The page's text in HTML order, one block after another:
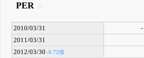
PER
2010/03/31 -
2011/03/31
2012/03/30 -0.72倍